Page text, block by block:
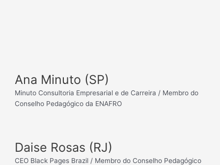
Ana Minuto (SP)
Minuto Consultoria Empresarial e de Carreira / Membro do
Conselho Pedagógico da ENAFRO
Daise Rosas (RJ)
CEO Black Pages Brazil / Membro do Conselho Pedagógico